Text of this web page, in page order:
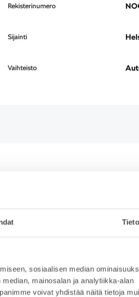
sosiaalisen median
mainosalan ja analytiikka-alan
voivat yhdistää näitä tietoja
Rekisterinumero
Sijainti
Vaihteisto
auton
Kysy
Käytetyn
valinta, jos